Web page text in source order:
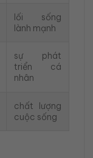
lối sống
lành mạnh
sự phát
triển cá
nhân
chất lượng
cuộc sống